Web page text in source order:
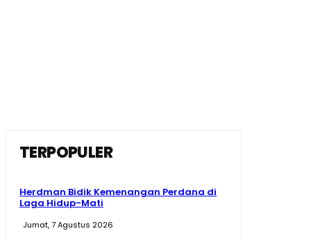
TERPOPULER
Herdman Bidik Kemenangan Perdana di
Laga Hidup-Mati
Jumat, 7 Agustus 2026